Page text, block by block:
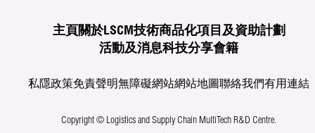
主頁 關於LSCM技術商品化項目及資助計劃
活動及消息科技分享會籍
私隱政策免責聲明無障礙網站網站地圖聯絡我們有用連結
Copyright © Logistics and Supply Chain MultiTech R&D Centre.